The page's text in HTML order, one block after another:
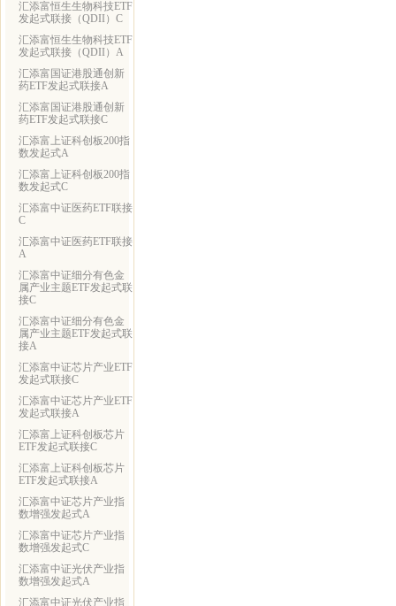
汇添富恒生生物科技ETF
发起式联接（QDII）C
汇添富恒生生物科技ETF
发起式联接（QDII）A
汇添富国证港股通创新
药ETF发起式联接A
汇添富国证港股通创新
药ETF发起式联接C
汇添富上证科创板200指
数发起式A
汇添富上证科创板200指
数发起式C
汇添富中证医药ETF联接
C
汇添富中证医药ETF联接
A
汇添富中证细分有色金
属产业主题ETF发起式联
接C
汇添富中证细分有色金
属产业主题ETF发起式联
接A
汇添富中证芯片产业ETF
发起式联接C
汇添富中证芯片产业ETF
发起式联接A
汇添富上证科创板芯片
ETF发起式联接C
汇添富上证科创板芯片
ETF发起式联接A
汇添富中证芯片产业指
数增强发起式A
汇添富中证芯片产业指
数增强发起式C
汇添富中证光伏产业指
数增强发起式A
汇添富中证光伏产业指